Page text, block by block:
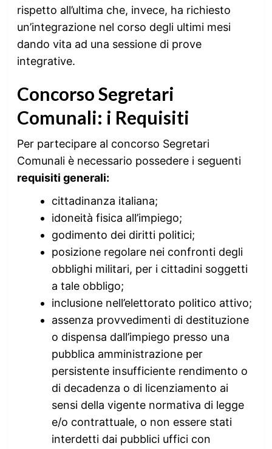
rispetto all’ultima che, invece, ha richiesto
un’integrazione nel corso degli ultimi mesi
dando vita ad una sessione di prove
integrative.
Concorso Segretari
Comunali: i Requisiti
Per partecipare al concorso Segretari
Comunali è necessario possedere i seguenti
requisiti generali:
cittadinanza italiana;
idoneità fisica all’impiego;
godimento dei diritti politici;
posizione regolare nei confronti degli
obblighi militari, per i cittadini soggetti
a tale obbligo;
inclusione nell’elettorato politico attivo;
assenza provvedimenti di destituzione
o dispensa dall’impiego presso una
pubblica amministrazione per
persistente insufficiente rendimento o
di decadenza o di licenziamento ai
sensi della vigente normativa di legge
e/o contrattuale, o non essere stati
interdetti dai pubblici uffici con